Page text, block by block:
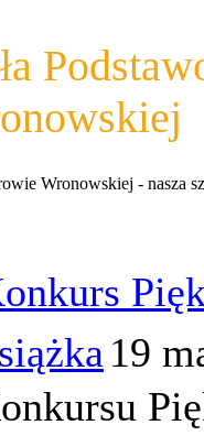
Wronowskiej - nasza
19